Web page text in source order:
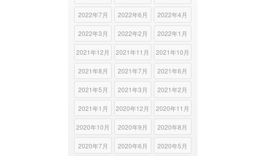
2022年7月 2022年6月 2022年4月
2022年3月 2022年2月 2022年1月
2021年12月 2021年11月 2021年10月
2021年8月 2021年7月 2021年6月
2021年5月 2021年3月 2021年2月
2021年1月 2020年12月 2020年11月
2020年10月 2020年9月 2020年8月
2020年7月 2020年6月 2020年5月